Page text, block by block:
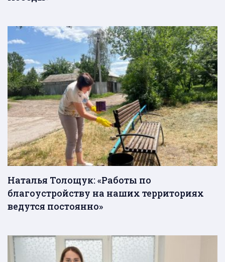
Наталья Толощук: «Работы по
благоустройству на наших территориях
ведутся постоянно»